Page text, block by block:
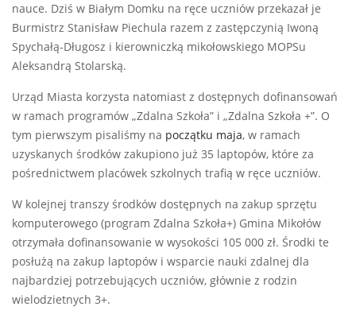
nauce. Dziś w Białym Domku na ręce uczniów przekazał je
Burmistrz Stanisław Piechula razem z zastępczynią Iwoną
Spychałą-Długosz i kierowniczką mikołowskiego MOPSu
Aleksandrą Stolarską.
Urząd Miasta korzysta natomiast z dostępnych dofinansowań
w ramach programów „Zdalna Szkoła” i „Zdalna Szkoła +”. O
tym pierwszym pisaliśmy na początku maja, w ramach
uzyskanych środków zakupiono już 35 laptopów, które za
pośrednictwem placówek szkolnych trafią w ręce uczniów.
W kolejnej transzy środków dostępnych na zakup sprzętu
komputerowego (program Zdalna Szkoła+) Gmina Mikołów
otrzymała dofinansowanie w wysokości 105 000 zł. Środki te
posłużą na zakup laptopów i wsparcie nauki zdalnej dla
najbardziej potrzebujących uczniów, głównie z rodzin
wielodzietnych 3+.